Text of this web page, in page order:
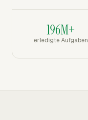
196M+
erledigte Aufgaben